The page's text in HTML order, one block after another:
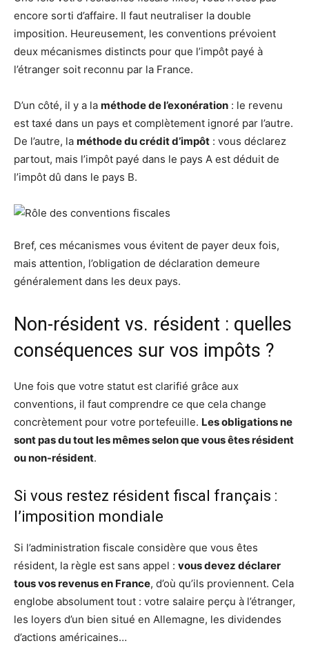
encore sorti d’affaire. Il faut neutraliser la double
imposition. Heureusement, les conventions prévoient
deux mécanismes distincts pour que l’impôt payé à
l’étranger soit reconnu par la France.
D’un côté, il y a la méthode de l’exonération : le revenu
est taxé dans un pays et complètement ignoré par l’autre.
De l’autre, la méthode du crédit d’impôt : vous déclarez
partout, mais l’impôt payé dans le pays A est déduit de
l’impôt dû dans le pays B.
Bref, ces mécanismes vous évitent de payer deux fois,
mais attention, l’obligation de déclaration demeure
généralement dans les deux pays.
Non-résident vs. résident : quelles
conséquences sur vos impôts ?
Une fois que votre statut est clarifié grâce aux
conventions, il faut comprendre ce que cela change
concrètement pour votre portefeuille. Les obligations ne
sont pas du tout les mêmes selon que vous êtes résident
ou non-résident.
Si vous restez résident fiscal français :
l’imposition mondiale
Si l’administration fiscale considère que vous êtes
résident, la règle est sans appel : vous devez déclarer
tous vos revenus en France, d’où qu’ils proviennent. Cela
englobe absolument tout : votre salaire perçu à l’étranger,
les loyers d’un bien situé en Allemagne, les dividendes
d’actions américaines…